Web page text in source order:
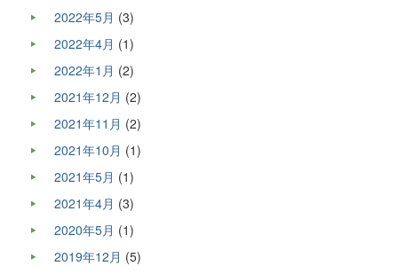
2022年5月 (3)
2022年4月 (1)
2022年1月 (2)
2021年12月 (2)
2021年11月 (2)
2021年10月 (1)
2021年5月 (1)
2021年4月 (3)
2020年5月 (1)
2019年12月 (5)